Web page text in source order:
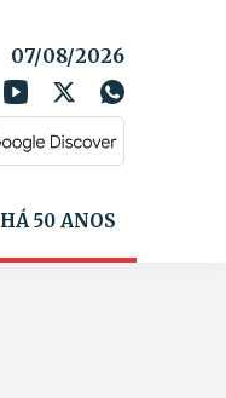
07/08/2026
HÁ 50 ANOS